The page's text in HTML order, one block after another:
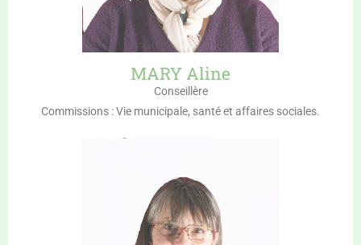
MARY Aline
Conseillère
Commissions : Vie municipale, santé et affaires sociales.